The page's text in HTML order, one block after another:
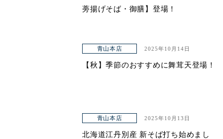
蒡揚げそば・御膳】登場！
青山本店 2025年10月14日
【秋】季節のおすすめに舞茸天登場！
青山本店 2025年10月13日
北海道江丹別産 新そば打ち始めまし